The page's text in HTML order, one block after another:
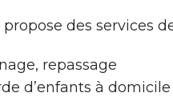
propose des services
repassage
d’enfants à domicile